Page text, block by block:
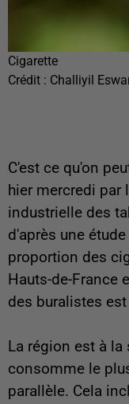
Cigarette
Crédit : Challiyil
C'est ce qu'on
hier mercredi par
industrielle des
d'après une
proportion des
Hauts-de-France
des buralistes est
La région est à
consomme le
parallèle. Cela